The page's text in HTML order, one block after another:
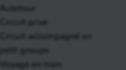
Autotour
Circuit privé
Circuit accompagné en
petit groupe
Voyage en train